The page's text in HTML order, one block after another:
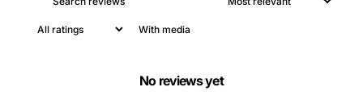
With media
No reviews yet